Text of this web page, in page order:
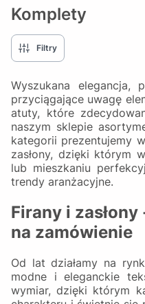
Komplety
Filtry
Wyszukana elegancja,
przyciągające uwagę
atuty, które
naszym sklepie
kategorii prezentujemy
zasłony, dzięki którym
lub mieszkaniu
trendy aranżacyjne.
Firany i
na zamówienie
Od lat działamy na
modne i eleganckie
wymiar, dzięki którym